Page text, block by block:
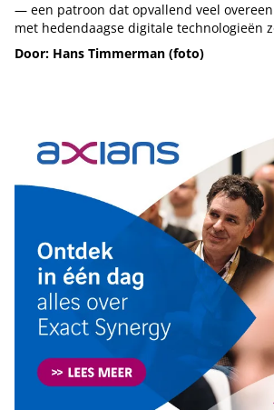
— een patroon dat opvallend veel
met hedendaagse digitale technologieën
Door: Hans Timmerman (foto)